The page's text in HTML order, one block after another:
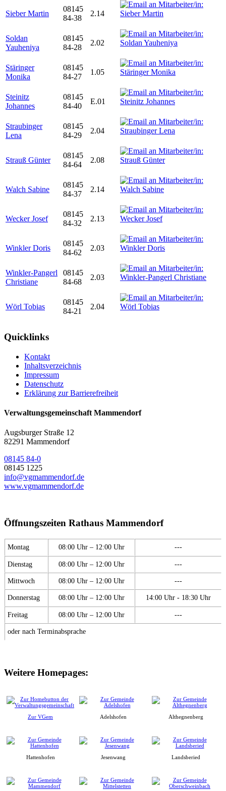
Sieber Martin
08145
84-38
2.14
Soldan
Yauheniya
08145
84-28
2.02
Stäringer
Monika
08145
84-27
1.05
Steinitz
Johannes
08145
84-40
E.01
Straubinger
Lena
08145
84-29
2.04
Strauß Günter
08145
84-64
2.08
Walch Sabine
08145
84-37
2.14
Wecker Josef
08145
84-32
2.13
Winkler Doris
08145
84-62
2.03
Winkler-Pangerl
Christiane
08145
84-68
2.03
Wörl Tobias
08145
84-21
2.04
Quicklinks
Kontakt
Inhaltsverzeichnis
Impressum
Datenschutz
Erklärung zur Barrierefreiheit
Verwaltungsgemeinschaft Mammendorf
Augsburger Straße 12
82291 Mammendorf
08145 84-0
08145 1225
info@vgmammendorf.de
www.vgmammendorf.de
Öffnungszeiten Rathaus Mammendorf
Montag 08:00 Uhr – 12:00 Uhr ---
Dienstag 08:00 Uhr – 12:00 Uhr ---
Mittwoch 08:00 Uhr – 12:00 Uhr ---
Donnerstag 08:00 Uhr – 12:00 Uhr 14:00 Uhr - 18:30 Uhr
Freitag 08:00 Uhr – 12:00 Uhr ---
oder nach Terminabsprache
Weitere Homepages:
Zur VGem Adelshofen Althegnenberg
Hattenhofen Jesenwang Landsberied